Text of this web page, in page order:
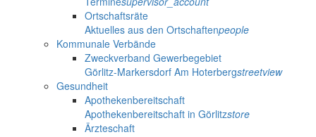
Ortschaftsräte
Aktuelles aus den Ortschaftenpeople
Kommunale Verbände
Zweckverband Gewerbegebiet
Görlitz-Markersdorf Am Hoterbergstreetview
Gesundheit
Apothekenbereitschaft
Apothekenbereitschaft in Görlitzstore
Ärzteschaft